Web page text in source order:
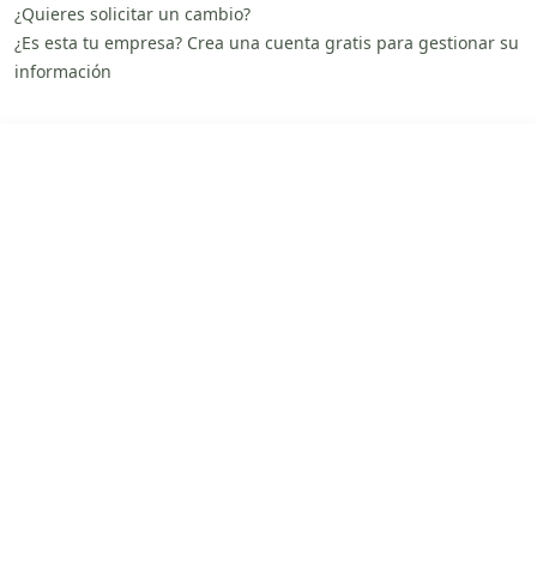
¿Quieres solicitar un cambio?
¿Es esta tu empresa? Crea una cuenta gratis para gestionar su
información